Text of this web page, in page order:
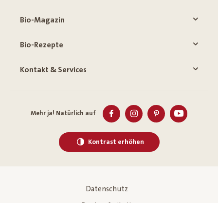
Bio-Magazin
Bio-Rezepte
Kontakt & Services
Mehr ja! Natürlich auf
Kontrast erhöhen
Datenschutz